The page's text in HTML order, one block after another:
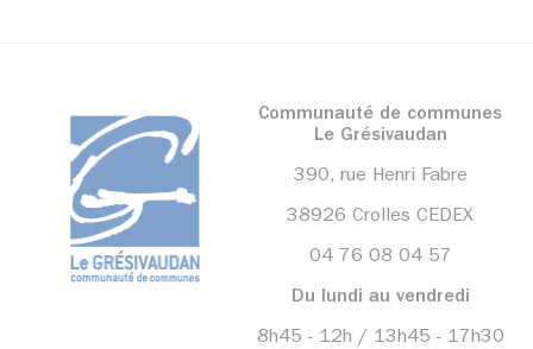
Communauté de communes
Le Grésivaudan
390, rue Henri Fabre
38926 Crolles CEDEX
04 76 08 04 57
Du lundi au vendredi
8h45 - 12h / 13h45 - 17h30